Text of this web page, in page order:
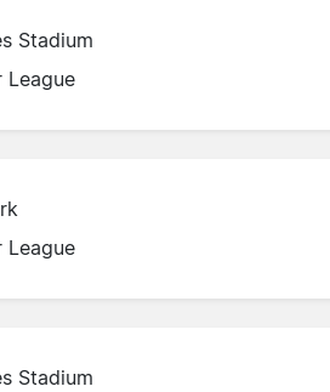
Stadium
League
League
Stadium